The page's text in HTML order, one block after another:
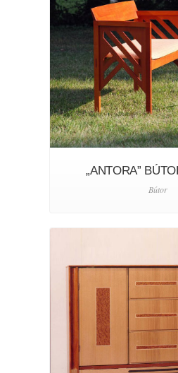
„ANTORA”
Bútor